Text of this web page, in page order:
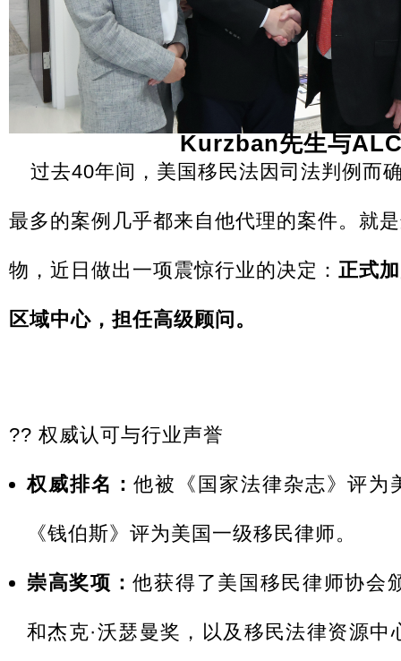
Kurzban先生与
过去40年间，美国移民法因司法判例而
最多的案例几乎都来自他代理的案件。就
物，近日做出一项震惊行业的决定： 正式
区域中心，担任高级顾问。
?? 权威认可与行业声誉
权威排名：他被《国家法律杂志》评为
《钱伯斯》评为美国一级移民律师。
崇高奖项：他获得了美国移民律师协会
和杰克·沃瑟曼奖，以及移民法律资源中